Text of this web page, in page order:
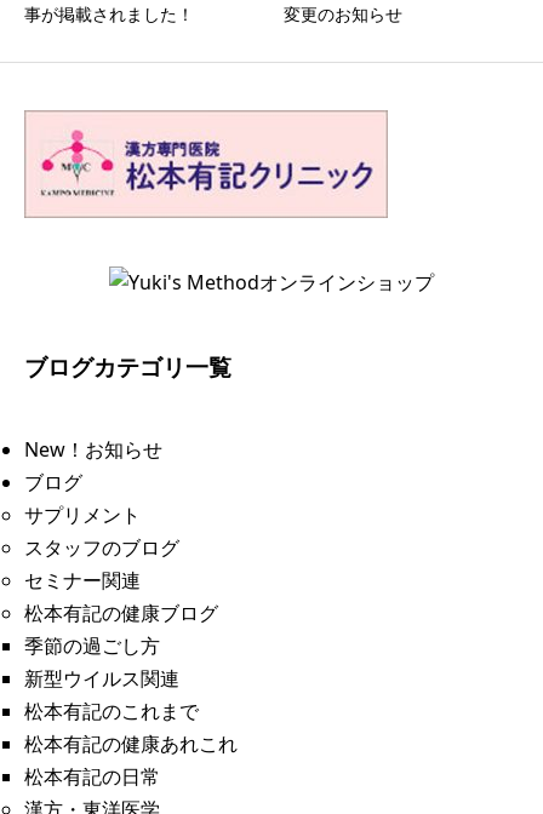
事が掲載されました！
変更のお知らせ
ブログカテゴリ一覧
New！お知らせ
ブログ
サプリメント
スタッフのブログ
セミナー関連
松本有記の健康ブログ
季節の過ごし方
新型ウイルス関連
松本有記のこれまで
松本有記の健康あれこれ
松本有記の日常